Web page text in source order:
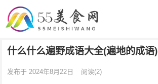
什么什么遍野成语大全(遍地的成语)
发布于 2024年8月22日 阅读(2)